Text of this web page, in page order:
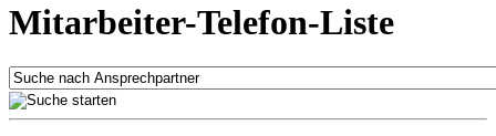
Mitarbeiter-Telefon-Liste